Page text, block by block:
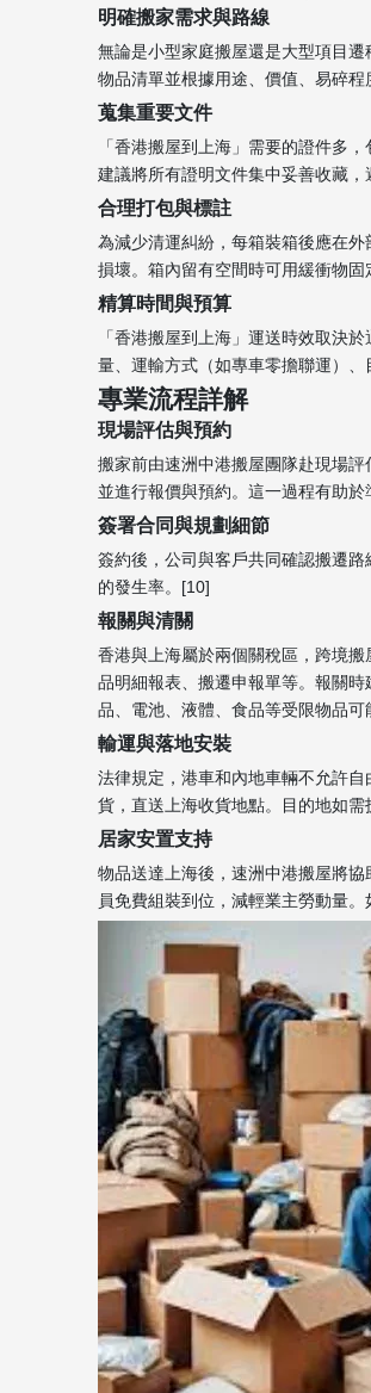
明確搬家需求與路線
無論是小型家庭搬屋還是大型項目
物品清單並根據用途、價值、易碎
蒐集重要文件
「香港搬屋到上海」需要的證件多
建議將所有證明文件集中妥善收藏
合理打包與標註
為減少清運糾紛，每箱裝箱後應在
損壞。箱內留有空間時可用緩衝物
精算時間與預算
「香港搬屋到上海」運送時效取決
量、運輸方式（如專車零擔聯運）
專業流程詳解
現場評估與預約
搬家前由速洲中港搬屋團隊赴現場
並進行報價與預約。這一過程有助
簽署合同與規劃細節
簽約後，公司與客戶共同確認搬遷
的發生率。[10]
報關與清關
香港與上海屬於兩個關稅區，跨境
品明細報表、搬遷申報單等。報關
品、電池、液體、食品等受限物品
輸運與落地安裝
法律規定，港車和內地車輛不允許
貨，直送上海收貨地點。目的地如
居家安置支持
物品送達上海後，速洲中港搬屋將
員免費組裝到位，減輕業主勞動量